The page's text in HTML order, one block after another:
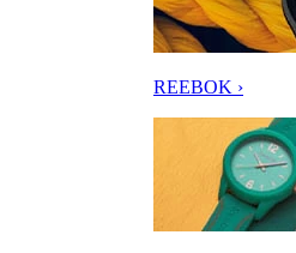
REEBOK ›